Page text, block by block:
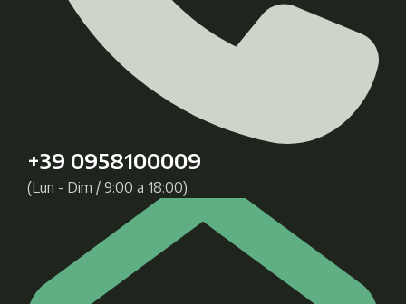
+39 0958100009
(Lun - Dim / 9:00 a 18:00)